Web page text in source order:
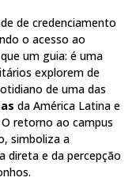
de credenciamento
o acesso ao
um guia: é uma
explorem de
de uma das
da América Latina e
O retorno ao campus
simboliza a
direta e da percepção